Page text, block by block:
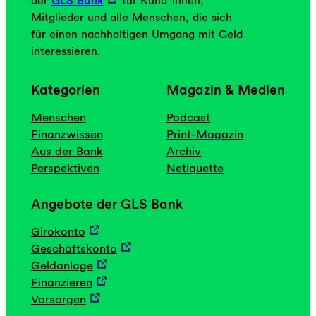
Mitglieder und alle Menschen, die sich
für einen nachhaltigen Umgang mit Geld
interessieren.
Kategorien
Menschen
Finanzwissen
Aus der Bank
Perspektiven
Magazin & Medien
Podcast
Print-Magazin
Archiv
Netiquette
Angebote der GLS Bank
Girokonto
Geschäftskonto
Geldanlage
Finanzieren
Vorsorgen